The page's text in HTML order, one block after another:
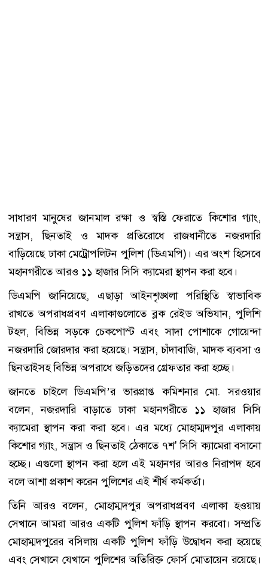
সাধারণ মানুষের জানমাল রক্ষা ও স্বস্তি ফেরাতে কিশোর গ্যাং,
সন্ত্রাস, ছিনতাই ও মাদক প্রতিরোধে রাজধানীতে নজরদারি
বাড়িয়েছে ঢাকা মেট্রোপলিটন পুলিশ (ডিএমপি)। এর অংশ হিসেবে
মহানগরীতে আরও ১১ হাজার সিসি ক্যামেরা স্থাপন করা হবে।
ডিএমপি জানিয়েছে, এছাড়া আইনশৃঙ্খলা পরিস্থিতি স্বাভাবিক
রাখতে অপরাধপ্রবণ এলাকাগুলোতে ব্লক রেইড অভিযান, পুলিশি
টহল, বিভিন্ন সড়কে চেকপোস্ট এবং সাদা পোশাকে গোয়েন্দা
নজরদারি জোরদার করা হয়েছে। সন্ত্রাস, চাঁদাবাজি, মাদক ব্যবসা ও
ছিনতাইসহ বিভিন্ন অপরাধে জড়িতদের গ্রেফতার করা হচ্ছে।
জানতে চাইলে ডিএমপি’র ভারপ্রাপ্ত কমিশনার মো. সরওয়ার
বলেন, নজরদারি বাড়াতে ঢাকা মহানগরীতে ১১ হাজার সিসি
ক্যামেরা স্থাপন করা করা হবে। এর মধ্যে মোহাম্মদপুর এলাকায়
কিশোর গ্যাং, সন্ত্রাস ও ছিনতাই ঠেকাতে ৭শ' সিসি ক্যামেরা বসানো
হচ্ছে। এগুলো স্থাপন করা হলে এই মহানগর আরও নিরাপদ হবে
বলে আশা প্রকাশ করেন পুলিশের এই শীর্ষ কর্মকর্তা।
তিনি আরও বলেন, মোহাম্মদপুর অপরাধপ্রবণ এলাকা হওয়ায়
সেখানে আমরা আরও একটি পুলিশ ফাঁড়ি স্থাপন করবো। সম্প্রতি
মোহাম্মদপুরের বসিলায় একটি পুলিশ ফাঁড়ি উদ্বোধন করা হয়েছে
এবং সেখানে যেখানে পুলিশের অতিরিক্ত ফোর্স মোতায়েন রয়েছে।